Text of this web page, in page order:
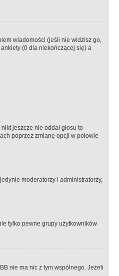
wiadomości (jeśli nie widzisz go,
(0 dla niekończącej się) a
jeszcze nie oddał głosu to
poprzez zmianę opcji w połowie
moderatorzy i administratorzy,
tylko pewne grupy użytkowników
nie ma nic z tym wspólnego. Jeżeli